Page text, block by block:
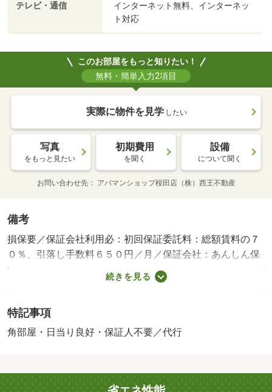
テレビ・通信
インターネット無料、インターネッ
ト対応
このお部屋をもっと知りたい！
無料・簡単入力2項目
実際に物件を見学 したい
写真
をもっと見たい
初期費用
を聞く
設備
について聞く
お問い合わせ先 アパマンショップ桜田店（株）西王不動産
備考
損保要／保証会社利用必：初回保証委託料：総額賃料の７
０％、引落し手数料６５０円／月／保証会社：あんしん保
証株式会社／バストイレ別／バルコニー／エアコン／フロ
ーリング／室内洗濯置／陽当り良好／シューズボックス／
要／照明付／保証人不要／ネット使用料不要／敷金２ヶ月
／複層ガラス／保証会社利用可/賃貸戸数:19戸
続きを見る
特記事項
角部屋・日当り良好・保証人不要／代行